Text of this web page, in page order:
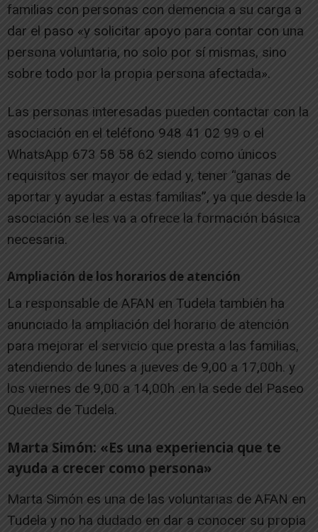
familias con personas con demencia a su carga a
dar el paso «y solicitar apoyo para contar con una
persona voluntaria, no solo por sí mismas, sino
sobre todo por la propia persona afectada».
Las personas interesadas pueden contactar con la
asociación en el teléfono 948 41 02 99 o el
WhatsApp 673 58 58 62 siendo como únicos
requisitos ser mayor de edad y, tener “ganas de
aportar y ayudar a estas familias”, ya que desde la
asociación se les va a ofrece la formación básica
necesaria.
Ampliación de los horarios de atención
La responsable de AFAN en Tudela también ha
anunciado la ampliación del horario de atención
para mejorar el servicio que presta a las familias,
atendiendo de lunes a jueves de 9,00 a 17,00h. y
los viernes de 9,00 a 14,00h .en la sede del Paseo
Quedes de Tudela.
Marta Simón: «Es una experiencia que te
ayuda a crecer como persona»
Marta Simón es una de las voluntarias de AFAN en
Tudela y no ha dudado en dar a conocer su propia